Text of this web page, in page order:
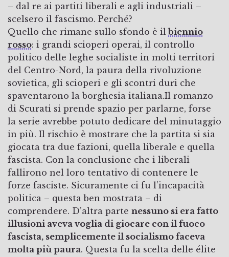
– dal re ai partiti liberali e agli industriali –
scelsero il fascismo. Perché?
Quello che rimane sullo sfondo è il biennio
rosso: i grandi scioperi operai, il controllo
politico delle leghe socialiste in molti territori
del Centro-Nord, la paura della rivoluzione
sovietica, gli scioperi e gli scontri duri che
spaventarono la borghesia italiana.Il romanzo
di Scurati si prende spazio per parlarne, forse
la serie avrebbe potuto dedicare del minutaggio
in più. Il rischio è mostrare che la partita si sia
giocata tra due fazioni, quella liberale e quella
fascista. Con la conclusione che i liberali
fallirono nel loro tentativo di contenere le
forze fasciste. Sicuramente ci fu l’incapacità
politica – questa ben mostrata – di
comprendere. D’altra parte nessuno si era fatto
illusioni aveva voglia di giocare con il fuoco
fascista, semplicemente il socialismo faceva
molta più paura. Questa fu la scelta delle élite